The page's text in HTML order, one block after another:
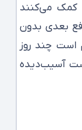
کمک می‌کنند
بعدی بدون
است چند روز
آسیب‌دیده